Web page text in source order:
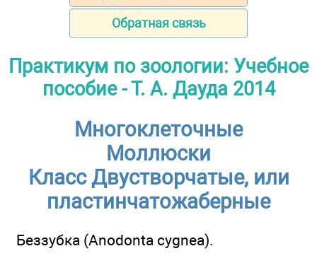
Обратная связь
Практикум по зоологии: Учебное
пособие - Т. А. Дауда 2014
Многоклеточные
Моллюски
Класс Двустворчатые, или
пластинчатожаберные
Беззубка (Anodonta cygnea).